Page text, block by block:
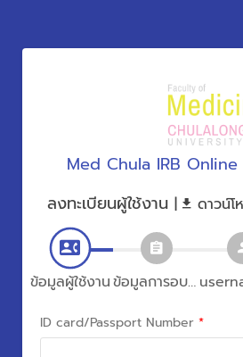
Med Chula IRB
ลงทะเบียนผู้ใช้งาน | ดาวน์โ
ข้อมูลผู้ใช้งาน ข้อมูลการอบรม
ID card/Passport Number *